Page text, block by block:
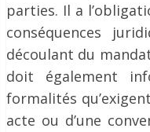
parties. Il a
conséquences
découlant du
doit également
formalités
acte ou d’une